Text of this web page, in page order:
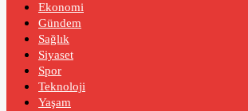
Ekonomi
Gündem
Sağlık
Siyaset
Spor
Teknoloji
Yaşam